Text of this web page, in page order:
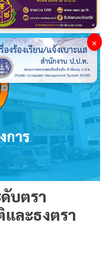
บตรา
ละธงตรา
×